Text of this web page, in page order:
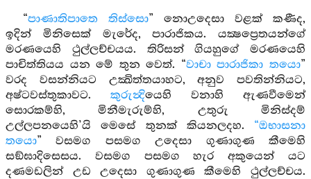
“පාණාතිපාතෙ තිස්සො” නොඋදෙසා වළක් කණීද,
ඉදින් මිනිසෙක් මැරේද, පාරාජිකය. යක්‍ෂප්‍රෙතයන්ගේ
මරණයෙහි ථුල්ලච්චයය. තිරිසන් ගියහුගේ මරණයෙහි
පාචිත්තියය යන මේ තුන වෙත්. “වාචා පාරාජිකා තයො”
වරද වසන්නියට උක්‍ඛිත්තයාහට, අනුව පවතින්නියට,
අෂ්ටවස්තුකාවට. කුරුන්‍දියෙහි වනාහි ඇණවීමෙන්
සොරකම්හි, මිනීමැරුම්හි, උතුරු මිනිස්දම්
උල්ලපනයෙහි’යි මෙසේ තුනක් කියනලදහ. “ඔභාසනා
තයො” වසමග පසමග උදෙසා ගුණාගුණ කීමෙහි
සඞ්ඝාදිසෙසය. වසමග පසමග හැර අකුයෙන් යට
දණමඩලින් උඩ උදෙසා ගුණාගුණ කීමෙහි ථුල්ලච්චය.